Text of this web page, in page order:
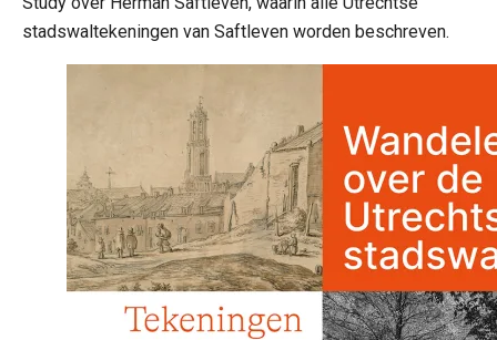
stadswaltekeningen van Saftleven worden beschreven.